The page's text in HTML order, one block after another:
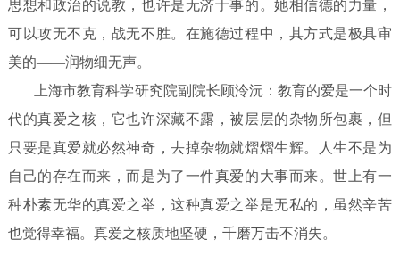
思想和政治的说教，也许是无济于事的。她相信德的力量，
可以攻无不克，战无不胜。在施德过程中，其方式是极具审
美的——润物细无声。
上海市教育科学研究院副院长顾泠沅：教育的爱是一个时
代的真爱之核，它也许深藏不露，被层层的杂物所包裹，但
只要是真爱就必然神奇，去掉杂物就熠熠生辉。人生不是为
自己的存在而来，而是为了一件真爱的大事而来。世上有一
种朴素无华的真爱之举，这种真爱之举是无私的，虽然辛苦
也觉得幸福。真爱之核质地坚硬，千磨万击不消失。